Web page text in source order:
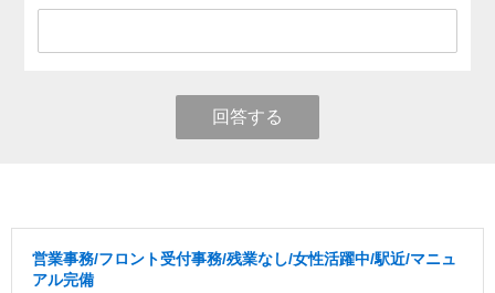
回答する
営業事務/フロント受付事務/残業なし/女性活躍中/駅近/マニュ
アル完備